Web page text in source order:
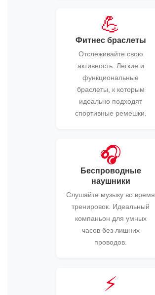
💪
Фитнес браслеты
Отслеживайте свою
активность. Легкие и
функциональные
браслеты, к которым
идеально подходят
спортивные ремешки.
🎧
Беспроводные
наушники
Слушайте музыку во время
тренировок. Идеальный
компаньон для умных
часов без лишних
проводов.
⚡